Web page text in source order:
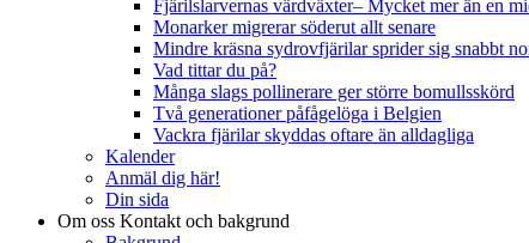
Fjärilslarvernas värdväxter– Mycket mer än en
Monarker migrerar söderut allt senare
Mindre kräsna sydrovfjärilar sprider sig snabbt
Vad tittar du på?
Många slags pollinerare ger större bomullsskörd
Två generationer påfågelöga i Belgien
Vackra fjärilar skyddas oftare än alldagliga
Kalender
Anmäl dig här!
Din sida
Om oss Kontakt och bakgrund